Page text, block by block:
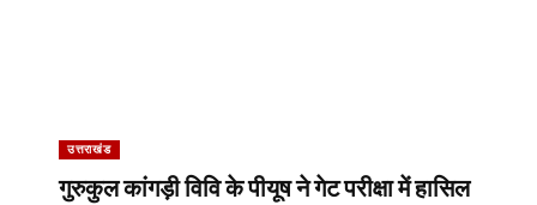
उत्तराखंड
गुरुकुल कांगड़ी विवि के पीयूष ने गेट परीक्षा में हासिल